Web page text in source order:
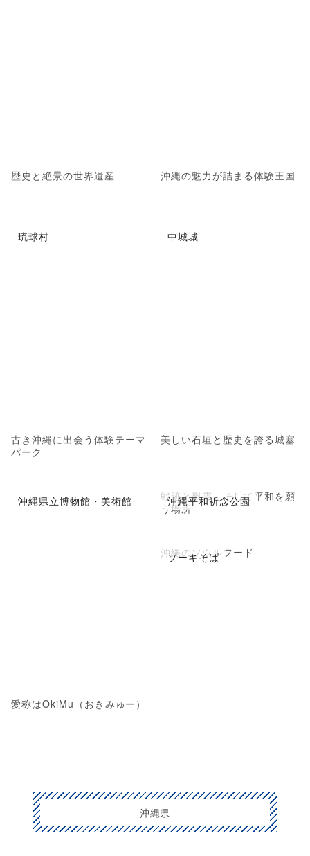
歴史と絶景の世界遺産 沖縄の魅力が詰まる体験王国
琉球村
古き沖縄に出会う体験テーマ
パーク
中城城
美しい石垣と歴史を誇る城塞
沖縄県立博物館・美術館
愛称はOkiMu（おきみゅー）
沖縄平和祈念公園
戦跡と慰霊、そして平和を願
う場所
ソーキそば
沖縄のソウルフード
沖縄県